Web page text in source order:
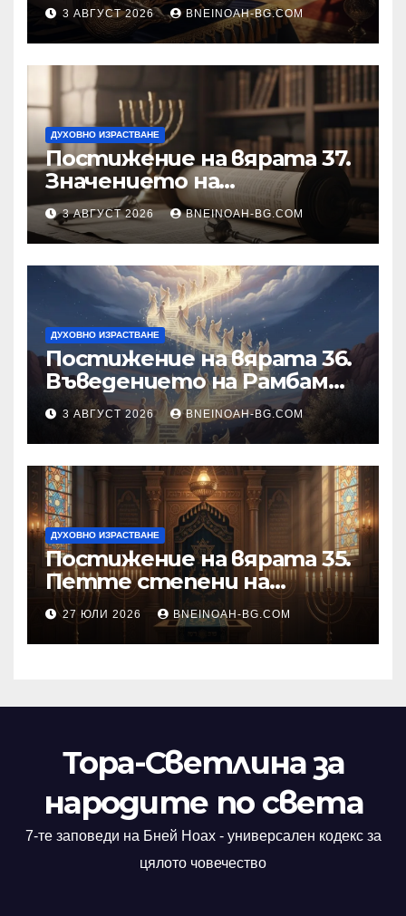
3 АВГУСТ 2026 BNEINOAH-BG.COM
ДУХОВНО ИЗРАСТВАНЕ
Постижение на вярата 37.
Значението на
познанието за същността
на Бъдещия свят
3 АВГУСТ 2026 BNEINOAH-BG.COM
ДУХОВНО ИЗРАСТВАНЕ
Постижение на вярата 36.
Въведението на Рамбам
към Тринадесетте Основи
3 АВГУСТ 2026 BNEINOAH-BG.COM
ДУХОВНО ИЗРАСТВАНЕ
Постижение на вярата 35.
Петте степени на
разкриване на истината
като основа на вярата
27 ЮЛИ 2026 BNEINOAH-BG.COM
Тора-Светлина за
народите по света
7-те заповеди на Бней Ноах - универсален кодекс за
цялото човечество